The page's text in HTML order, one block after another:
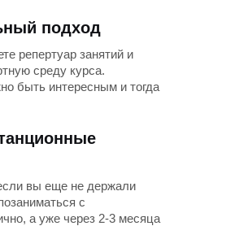
подход
репертуар занятий и
среду курса.
быть интересным и тогда
вы еще не держали
с
а уже через 2-3 месяца